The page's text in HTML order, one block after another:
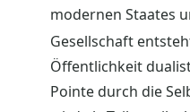
modernen Staates
Gesellschaft
Öffentlichkeit
Pointe durch die